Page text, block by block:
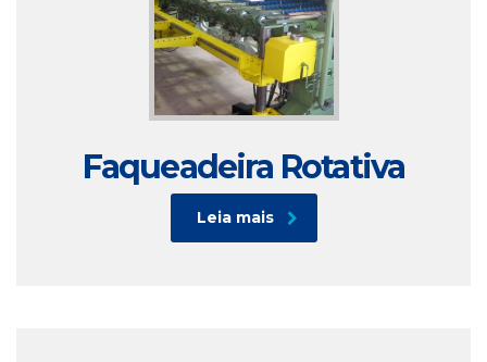
Faqueadeira Rotativa
Leia mais